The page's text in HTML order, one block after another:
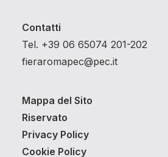
Contatti
Tel. +39 06 65074 201-202
fieraromapec@pec.it
Mappa del Sito
Riservato
Privacy Policy
Cookie Policy